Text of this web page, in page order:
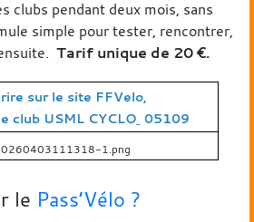
clubs pendant deux mois, sans
simple pour tester, rencontrer,
Tarif unique de 20 €.
sur le site FFVelo,
club USML CYCLO 05109
le Pass’Vélo ?